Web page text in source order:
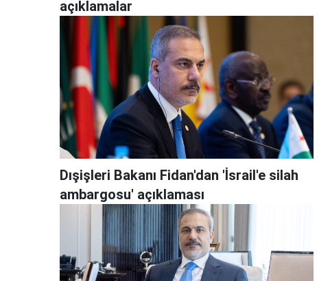
açıklamalar
Dışişleri Bakanı Fidan'dan 'İsrail'e silah
ambargosu' açıklaması